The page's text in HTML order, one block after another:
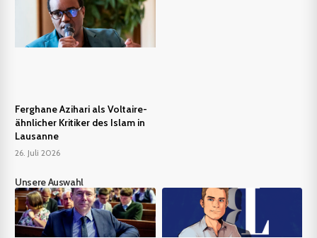
Ferghane Azihari als Voltaire-
ähnlicher Kritiker des Islam in
Lausanne
26. Juli 2026
Unsere Auswahl